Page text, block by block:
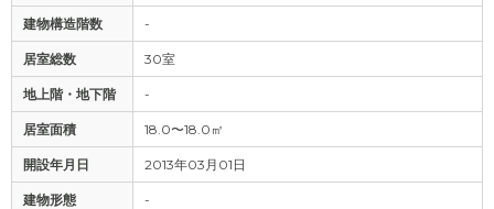
建物構造階数 -
居室総数 30室
地上階・地下階 -
居室面積 18.0〜18.0㎡
開設年月日 2013年03月01日
建物形態 -